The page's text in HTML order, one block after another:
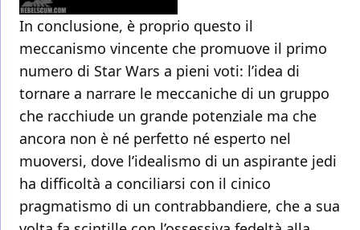
In conclusione, è proprio questo il
meccanismo vincente che promuove il primo
numero di Star Wars a pieni voti: l’idea di
tornare a narrare le meccaniche di un gruppo
che racchiude un grande potenziale ma che
ancora non è né perfetto né esperto nel
muoversi, dove l’idealismo di un aspirante jedi
ha difficoltà a conciliarsi con il cinico
pragmatismo di un contrabbandiere, che a sua